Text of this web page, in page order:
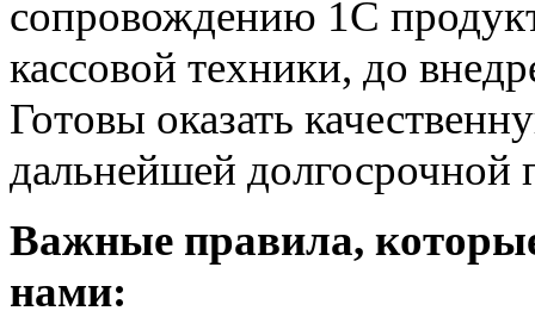
сопровождению 1С
кассовой техники, до
Готовы оказать
дальнейшей долгосрочной
Важные правила,
нами: